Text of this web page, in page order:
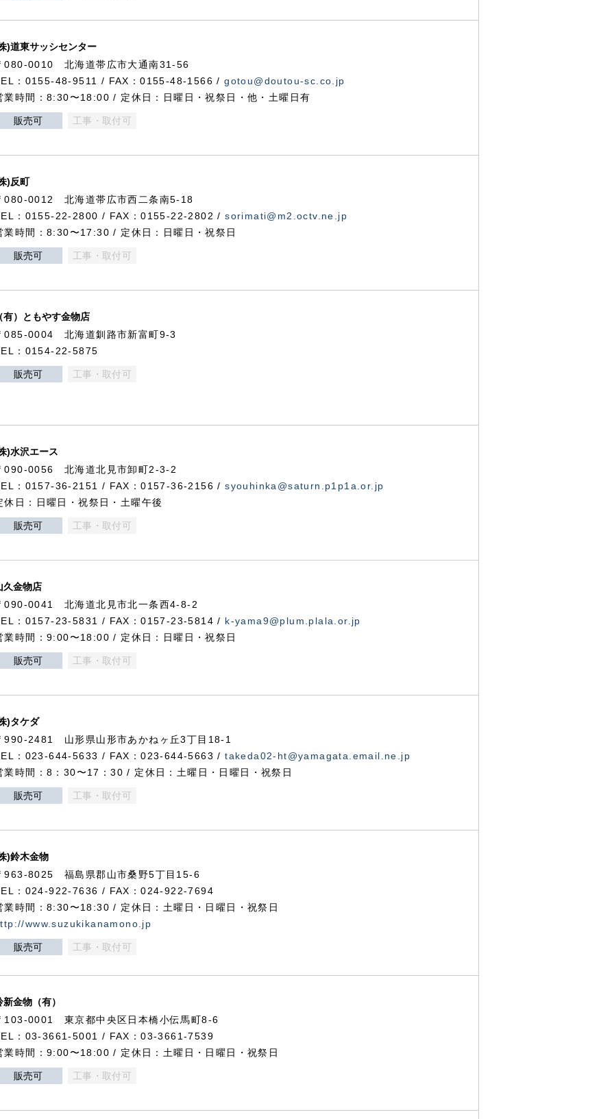
)道東サッシセンター
080-0010 北海道帯広市大通南31-56
：0155-48-9511 / FAX：0155-48-1566 /gotou@doutou-sc.co.jp
業時間：8:30〜18:00 / 定休日：日曜日・祝祭日・他・土曜日有
販売可 工事・取付可
)反町
080-0012 北海道帯広市西二条南5-18
：0155-22-2800 / FAX：0155-22-2802 /sorimati@m2.octv.ne.jp
業時間：8:30〜17:30 / 定休日：日曜日・祝祭日
販売可 工事・取付可
有）ともやす金物店
085-0004 北海道釧路市新富町9-3
：0154-22-5875
販売可 工事・取付可
)水沢エース
090-0056 北海道北見市卸町2-3-2
：0157-36-2151 / FAX：0157-36-2156 /syouhinka@saturn.p1p1a.or.jp
休日：日曜日・祝祭日・土曜午後
販売可 工事・取付可
久金物店
090-0041 北海道北見市北一条西4-8-2
：0157-23-5831 / FAX：0157-23-5814 / k-yama9@plum.plala.or.jp
業時間：9:00〜18:00 / 定休日：日曜日・祝祭日
販売可 工事・取付可
)タケダ
990-2481 山形県山形市あかねヶ丘3丁目18-1
：023-644-5633 / FAX：023-644-5663 /takeda02-ht@yamagata.email.ne.jp
業時間：8：30〜17：30 / 定休日：土曜日・日曜日・祝祭日
販売可 工事・取付可
)鈴木金物
963-8025 福島県郡山市桑野5丁目15-6
：024-922-7636 / FAX：024-922-7694
業時間：8:30〜18:30 / 定休日：土曜日・日曜日・祝祭日
www.suzukikanamono.jp
販売可 工事・取付可
新金物（有）
103-0001 東京都中央区日本橋小伝馬町8-6
：03-3661-5001 / FAX：03-3661-7539
業時間：9:00〜18:00 / 定休日：土曜日・日曜日・祝祭日
販売可 工事・取付可